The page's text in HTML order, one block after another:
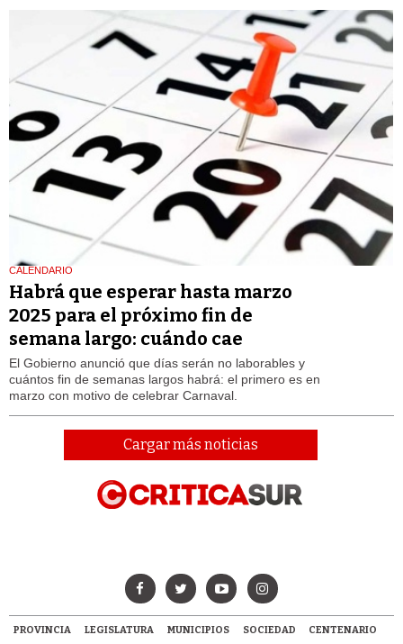
CALENDARIO
Habrá que esperar hasta marzo
2025 para el próximo fin de
semana largo: cuándo cae
El Gobierno anunció que días serán no laborables y
cuántos fin de semanas largos habrá: el primero es en
marzo con motivo de celebrar Carnaval.
Cargar más noticias
PROVINCIA LEGISLATURA MUNICIPIOS SOCIEDAD CENTENARIO